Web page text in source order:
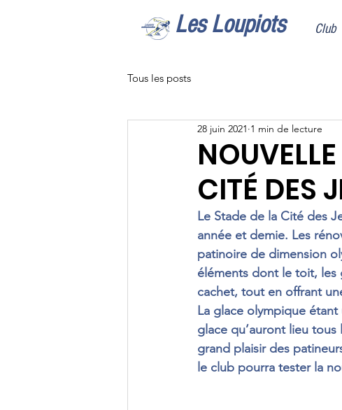
Les Loupiots Club
Tous les posts
CITÉ DES
28 juin 2021 1 min de lecture
Le Stade de la Cité des
année et demie. Les
patinoire de dimension
éléments dont le toit, les
cachet, tout en offrant
La glace olympique
glace qu’auront lieu
grand plaisir des
le club pourra tester la